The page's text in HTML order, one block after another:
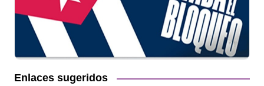
Enlaces sugeridos